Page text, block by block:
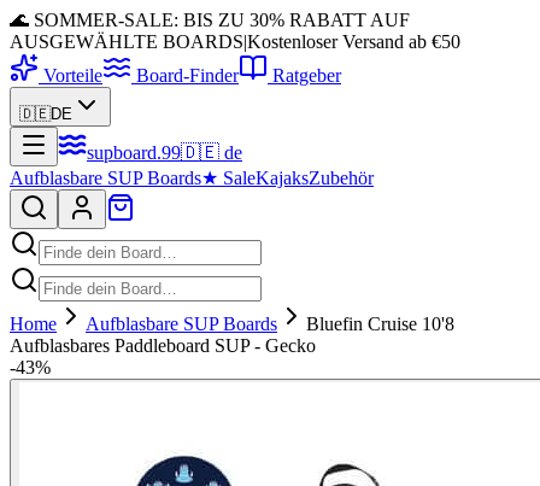
🌊 SOMMER-SALE: BIS ZU 30% RABATT AUF
AUSGEWÄHLTE BOARDS|Kostenloser Versand ab €50
Vorteile
Board-Finder Ratgeber
🇩🇪DE
supboard.99🇩🇪 de
Aufblasbare SUP Boards★ SaleKajaksZubehör
Home Aufblasbare SUP Boards
Bluefin Cruise 10'8
Aufblasbares Paddleboard SUP - Gecko
-43%